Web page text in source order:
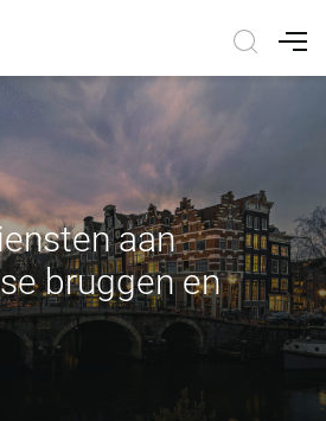
aan
bruggen en